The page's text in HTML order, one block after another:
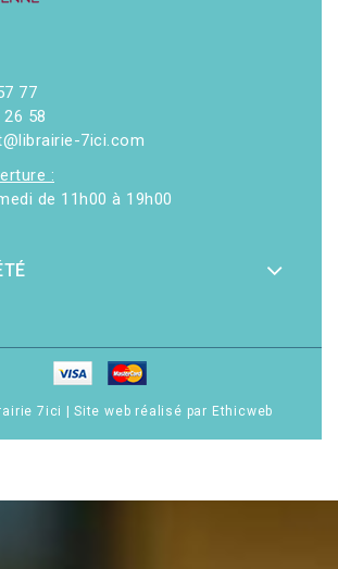
77
58
7ici.com
:
de 11h00 à 19h00
7ici Site web réalisé par Ethicweb